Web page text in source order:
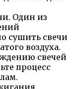
Один из
сушить свечи
воздуха.
свечей
процесс